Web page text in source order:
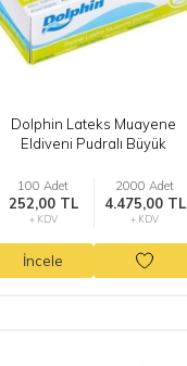
Dolphin Lateks Muayene
Eldiveni Pudralı Büyük
100 Adet
252,00 TL
+ KDV
2000 Adet
4.475,00 TL
+ KDV
İncele